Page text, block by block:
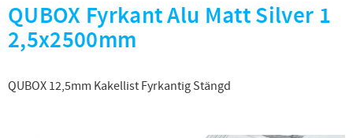
QUBOX Fyrkant Alu Matt Silver 1
2,5x2500mm
QUBOX 12,5mm Kakellist Fyrkantig Stängd